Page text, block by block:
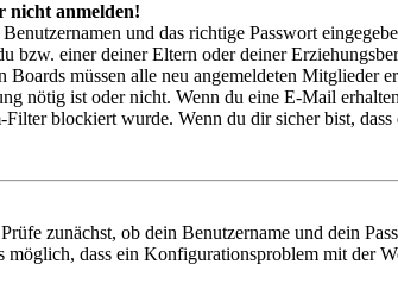
nicht anmelden!
und das richtige Passwort
bzw. einer deiner Eltern oder deiner
müssen alle neu angemeldeten Mitglieder
nötig ist oder nicht. Wenn du eine E-Mail
blockiert wurde. Wenn du dir sicher bist,
zunächst, ob dein Benutzername und dein
möglich, dass ein Konfigurationsproblem mit der